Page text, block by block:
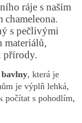
ráje s naším
s pečlivými
přírody.
, která je
je výplň lehká,
počítat s pohodlím,